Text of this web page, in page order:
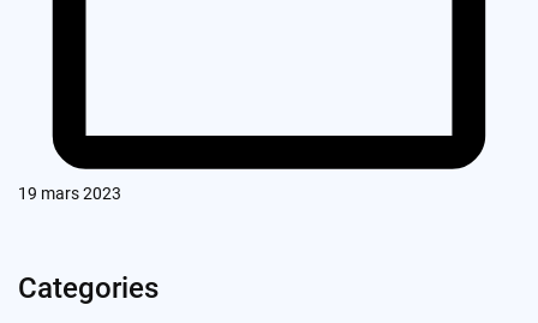
19 mars 2023
Categories